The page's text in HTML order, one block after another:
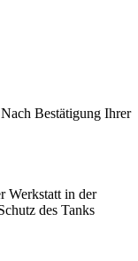
Nach Bestätigung Ihrer
Werkstatt in der
des Tanks